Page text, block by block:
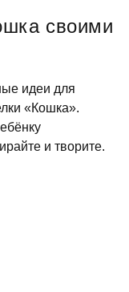
своими
идеи для
«Кошка».
и творите.